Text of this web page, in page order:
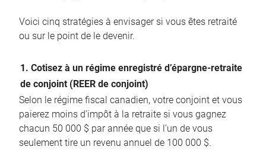
Voici cinq stratégies à envisager si vous êtes retraité
ou sur le point de le devenir.
1. Cotisez à un régime enregistré d’épargne-retraite
de conjoint (REER de conjoint)
Selon le régime fiscal canadien, votre conjoint et vous
paierez moins d’impôt à la retraite si vous gagnez
chacun 50 000 $ par année que si l’un de vous
seulement tire un revenu annuel de 100 000 $.